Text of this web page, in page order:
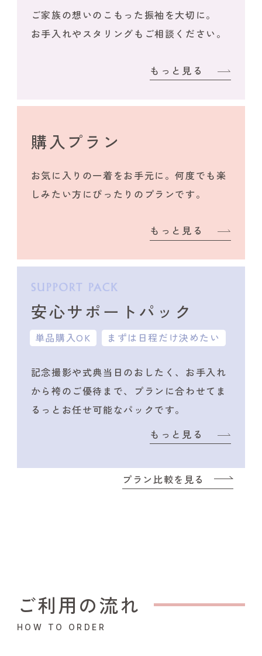
ご家族の想いのこもった振袖を大切に。
お手入れやスタリングもご相談ください。
もっと見る
購入プラン
お気に入りの一着をお手元に。何度でも楽
しみたい方にぴったりのプランです。
もっと見る
安心サポートパック
単品購入OK まずは日程だけ決めたい
記念撮影や式典当日のおしたく、 お手入れ
から袴のご優待まで、プランに合わせて ま
るっとお任せ可能なパックです。
もっと見る
プラン比較を見る
ご利用の流れ
HOW TO ORDER